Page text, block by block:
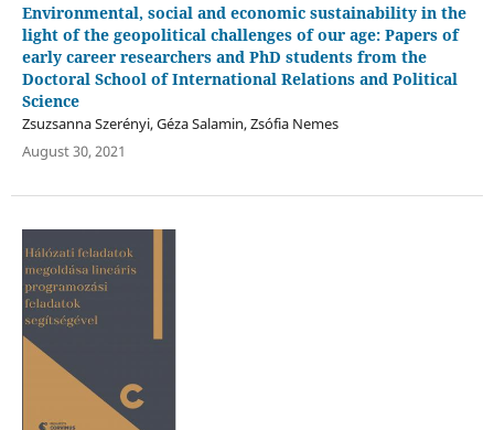
Environmental, social and economic sustainability in the
light of the geopolitical challenges of our age: Papers of
early career researchers and PhD students from the
Doctoral School of International Relations and Political
Science
Zsuzsanna Szerényi, Géza Salamin, Zsófia Nemes
August 30, 2021